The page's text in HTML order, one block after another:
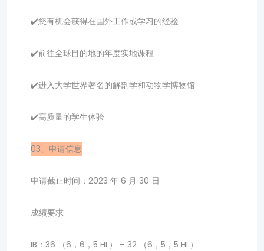
✔️您有机会获得在国外工作或学习的经验
✔️前往全球目的地的年度实地课程
✔️进入大学世界著名的解剖学和动物学博物馆
✔️高质量的学生体验
03、申请信息
申请截止时间：2023 年 6 月 30 日
成绩要求
IB：36 （6，6，5 HL） – 32 （6，5，5 HL）